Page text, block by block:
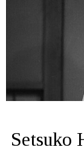
Setsuko